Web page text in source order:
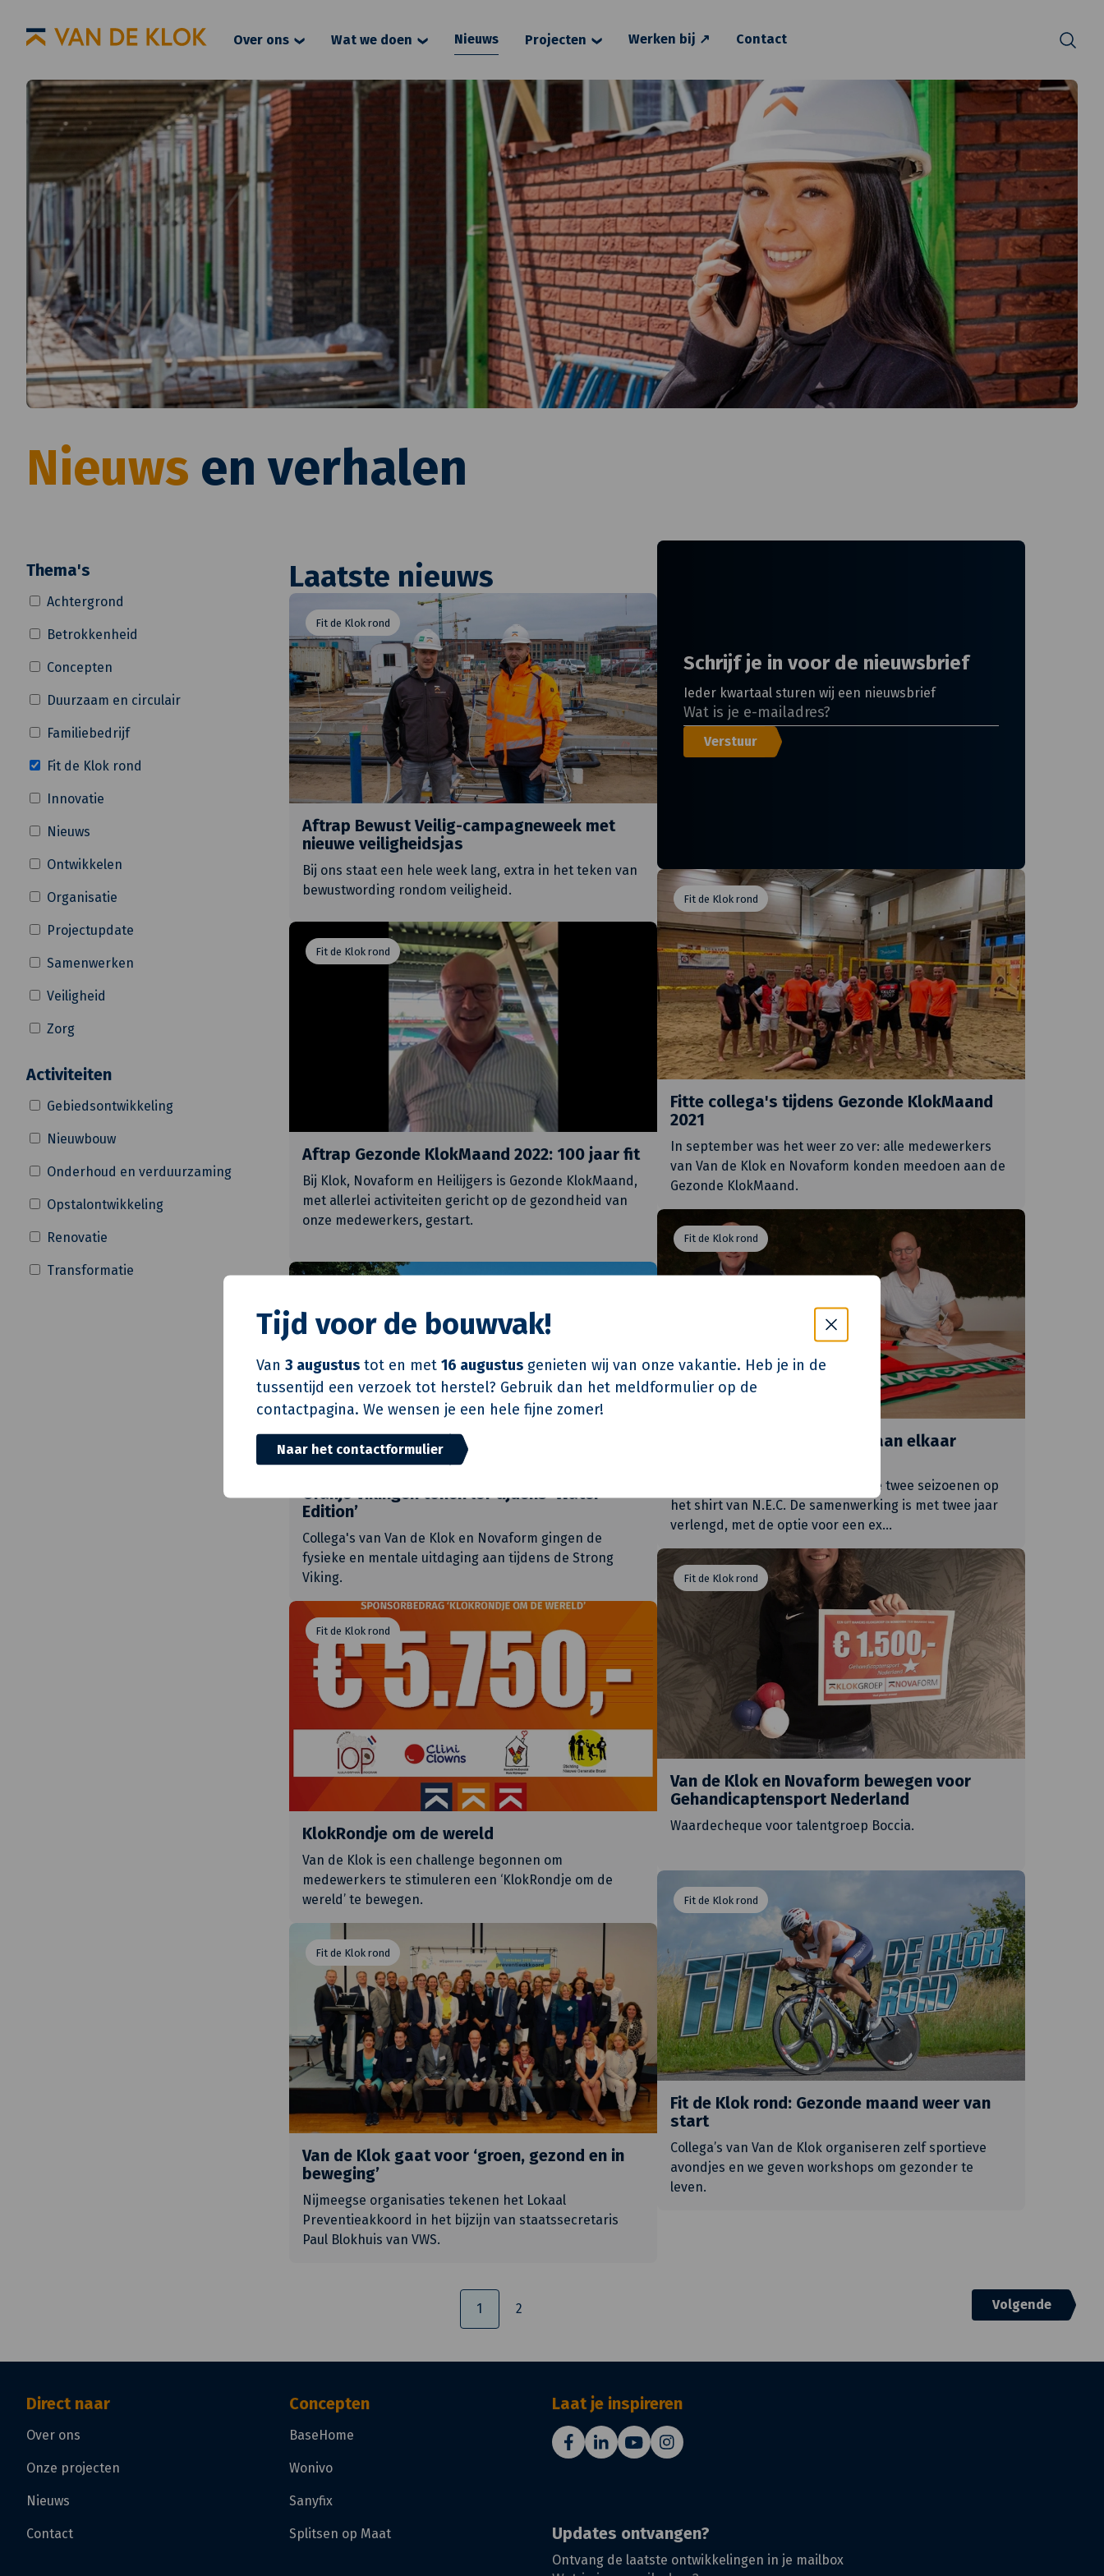
Tijd voor de bouwvak!
Van 3 augustus tot en met 16 augustus genieten wij van onze vakantie. Heb je in de
tussentijd een verzoek tot herstel? Gebruik dan het meldformulier op de
contactpagina. We wensen je een hele fijne zomer!
Naar het contactformulier
Over ons Wat we doen Nieuws Projecten Werken bij ↗ Contact Zoeken
Nieuws en verhalen
Thema's
Achtergrond
Betrokkenheid
Concepten
Duurzaam en circulair
Familiebedrijf
Fit de Klok rond
Innovatie
Nieuws
Ontwikkelen
Organisatie
Projectupdate
Samenwerken
Veiligheid
Zorg
Activiteiten
Gebiedsontwikkeling
Nieuwbouw
Onderhoud en verduurzaming
Opstalontwikkeling
Renovatie
Transformatie
Laatste nieuws
Fit de Klok rond
Aftrap Bewust Veilig-campagneweek met
nieuwe veiligheidsjas
Bij ons staat een hele week lang, extra in het teken van
bewustwording rondom veiligheid.
Schrijf je in voor de nieuwsbrief
Ieder kwartaal sturen wij een nieuwsbrief
Verstuur
Fit de Klok rond
Aftrap Gezonde KlokMaand 2022: 100 jaar fit
Bij Klok, Novaform en Heilijgers is Gezonde KlokMaand,
met allerlei activiteiten gericht op de gezondheid van
onze medewerkers, gestart.
Fit de Klok rond
Fitte collega's tijdens Gezonde KlokMaand
2021
In september was het weer zo ver: alle medewerkers
van Van de Klok en Novaform konden meedoen aan de
Gezonde KlokMaand.
Oranje Vikingen tonen lef tijdens ‘Water
Edition’
Collega's van Van de Klok en Novaform gingen de
fysieke en mentale uitdaging aan tijdens de Strong
Viking.
Fit de Klok rond
N.E.C. en KlokGroep langer aan elkaar
Van de Klok prijkt ook de komende twee seizoenen op
het shirt van N.E.C. De samenwerking is met twee jaar
verlengd, met de optie voor een ex…
Fit de Klok rond
KlokRondje om de wereld
Van de Klok is een challenge begonnen om
medewerkers te stimuleren een ‘KlokRondje om de
wereld’ te bewegen.
Fit de Klok rond
Van de Klok en Novaform bewegen voor
Gehandicaptensport Nederland
Waardecheque voor talentgroep Boccia.
Fit de Klok rond
Van de Klok gaat voor ‘groen, gezond en in
beweging’
Nijmeegse organisaties tekenen het Lokaal
Preventieakkoord in het bijzijn van staatssecretaris
Paul Blokhuis van VWS.
Fit de Klok rond
Fit de Klok rond: Gezonde maand weer van
start
Collega’s van Van de Klok organiseren zelf sportieve
avondjes en we geven workshops om gezonder te
leven.
1 2 Volgende
Direct naar
Over ons
Onze projecten
Nieuws
Contact
Concepten
BaseHome
Wonivo
Sanyfix
Splitsen op Maat
Laat je inspireren
Updates ontvangen?
Ontvang de laatste ontwikkelingen in je mailbox